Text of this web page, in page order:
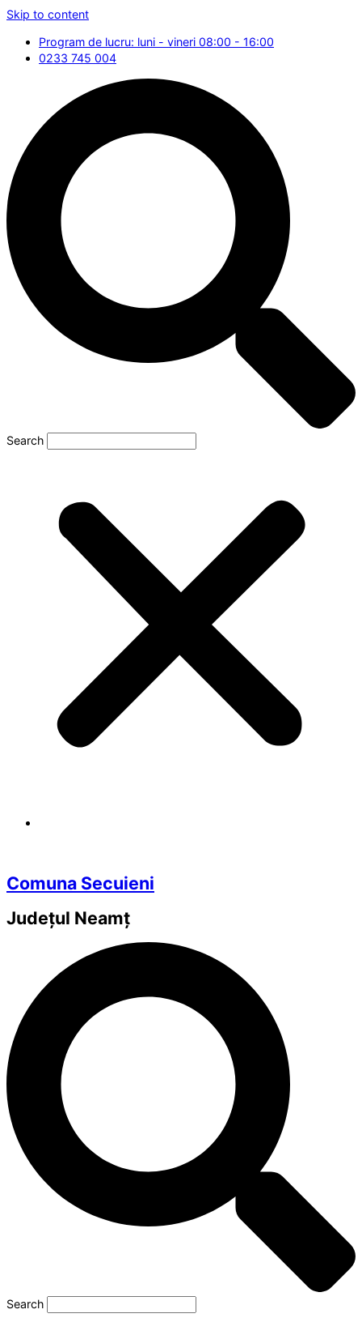
Skip to content
Program de lucru: luni - vineri 08:00 - 16:00
0233 745 004
Search
Comuna Secuieni
Județul Neamț
Search